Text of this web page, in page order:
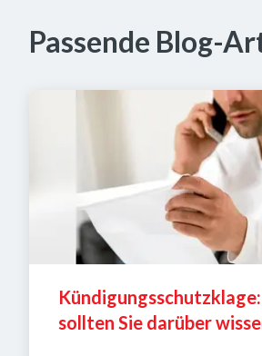
Passende Blog-
sollten Sie darüber